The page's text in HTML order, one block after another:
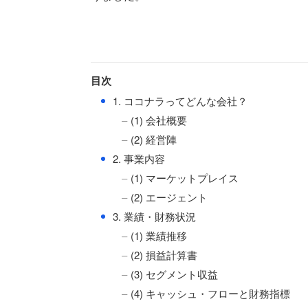
目次
● 1. ココナラってどんな会社？
(1) 会社概要
(2) 経営陣
● 2. 事業内容
(1) マーケットプレイス
(2) エージェント
● 3. 業績・財務状況
(1) 業績推移
(2) 損益計算書
(3) セグメント収益
(4) キャッシュ・フローと財務指標